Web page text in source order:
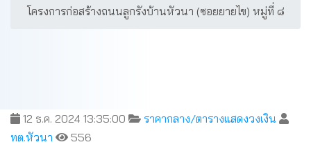
โครงการก่อสร้างถนนลูกรังบ้านหัวนา (ซอยยายไข) หมู่ที่ ๘
12 ธ.ค. 2024 13:35:00
ราคากลาง/ตารางแสดงวงเงิน
ทต.หัวนา
556